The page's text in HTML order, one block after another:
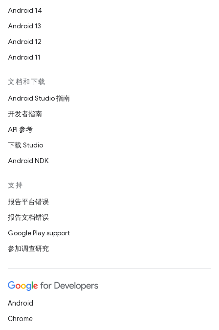
Android 14
Android 13
Android 12
Android 11
文档和下载
Android Studio 指南
开发者指南
API 参考
下载 Studio
Android NDK
支持
报告平台错误
报告文档错误
Google Play support
参加调查研究
Android
Chrome